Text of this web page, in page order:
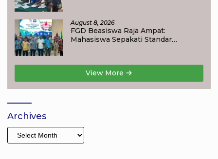
August 8, 2026
FGD Beasiswa Raja Ampat:
Mahasiswa Sepakati Standar
View More
Archives
Archives